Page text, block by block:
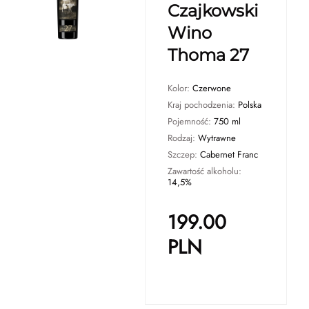
Czajkowski
Wino
Thoma 27
Kolor: Czerwone
Kraj pochodzenia: Polska
Pojemność: 750 ml
Rodzaj: Wytrawne
Szczep: Cabernet Franc
Zawartość alkoholu:
14,5%
199.00
PLN